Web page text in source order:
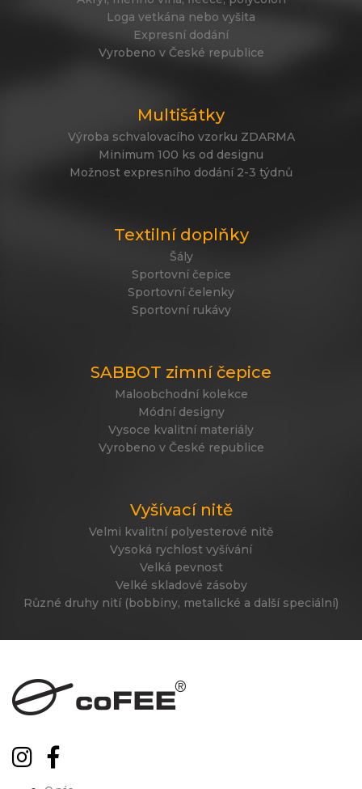
Loga vetkána nebo vyšita
Expresní dodání
Vyrobeno v České republice
Multišátky
Výroba schvalovacího vzorku ZDARMA
Minimum 100 ks od designu
Možnost expresního dodání 2-3 týdnů
Textilní doplňky
Šály
Sportovní čepice
Sportovní čelenky
Sportovní rukávy
SABBOT zimní čepice
Maloobchodní kolekce
Módní designy
Vysoce kvalitní materiály
Vyrobeno v České republice
Vyšívací nitě
Velmi kvalitní polyesterové nitě
Vysoká rychlost vyšívání
Velká pevnost
Velké skladové zásoby
Různé druhy nití (bobbiny, metalické a další speciální)